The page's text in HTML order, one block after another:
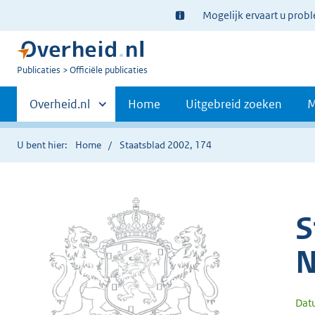
Ter
informatie:
Mogelijk ervaart u
U
Publicaties Officiële publicaties
Primaire
navigatie
Andere
sites
binnen
Overheid.nl Home Uitgebreid zoeken
U bent hier: Home Staatsblad 2002, 174